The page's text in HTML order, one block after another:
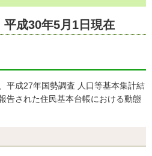
成30年5月1日現在
平成27年国勢調査 人口等基本集計結
告された住民基本台帳における動態